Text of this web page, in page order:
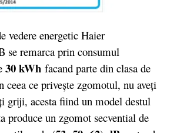
energetic Haier
se remarca prin consumul
30 kWh facand parte din clasa de
ceea ce priveşte zgomotul, nu aveţi
griji, acesta fiind un model destul
produce un zgomot secvential de